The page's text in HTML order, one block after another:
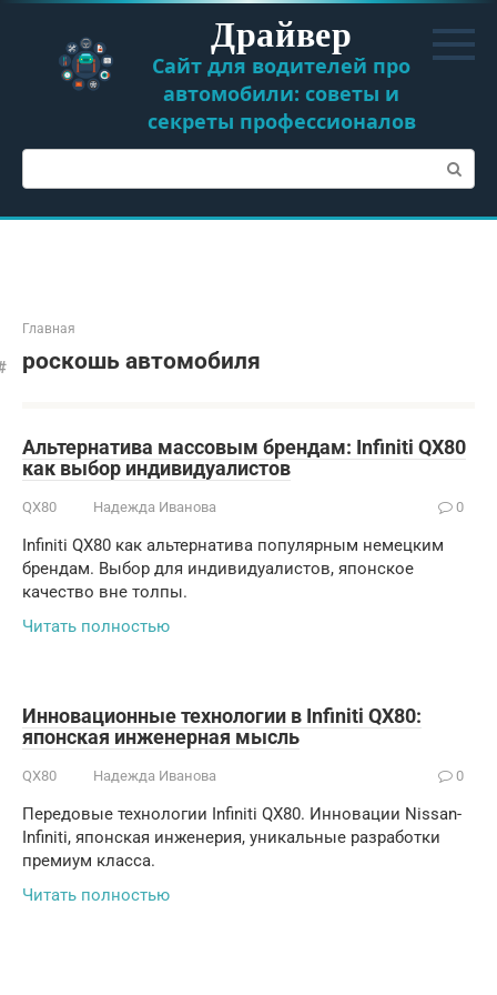
Перейти
контенту
Драйвер
Сайт для водителей про
автомобили: советы и
секреты профессионалов
Поиск:
Главная
роскошь автомобиля
Альтернатива массовым брендам: Infiniti QX80
как выбор индивидуалистов
QX80 Надежда Иванова 0
Infiniti QX80 как альтернатива популярным немецким
брендам. Выбор для индивидуалистов, японское
качество вне толпы.
Читать полностью
Инновационные технологии в Infiniti QX80:
японская инженерная мысль
QX80 Надежда Иванова 0
Передовые технологии Infiniti QX80. Инновации Nissan-
Infiniti, японская инженерия, уникальные разработки
премиум класса.
Читать полностью